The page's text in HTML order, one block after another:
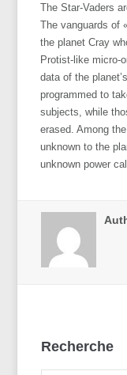
The Star-Vaders
The vanguards of
the planet Cray
Protist-like micro-
data of the
programmed to
subjects, while
erased. Among
unknown to the
unknown power
Recherche